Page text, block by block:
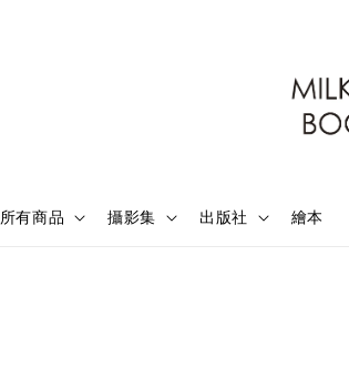
所有商品 攝影集 出版社 繪本